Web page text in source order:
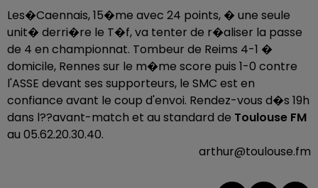
Les�Caennais, 15�me avec 24 points, � une seule
unit� derri�re le T�f, va tenter de r�aliser la passe
de 4 en championnat. Tombeur de Reims 4-1 �
domicile, Rennes sur le m�me score puis 1-0 contre
l'ASSE devant ses supporteurs, le SMC est en
confiance avant le coup d'envoi. Rendez-vous d�s 19h
dans l??avant-match et au standard de Toulouse FM
au 05.62.20.30.40.
arthur@toulouse.fm